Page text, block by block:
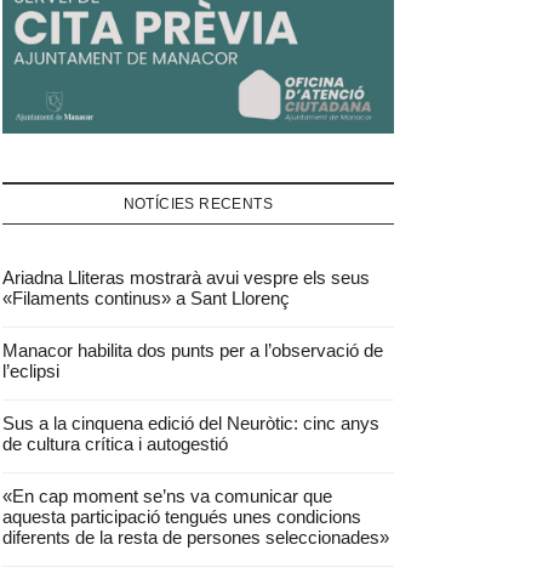
NOTÍCIES RECENTS
Ariadna Lliteras mostrarà avui vespre els seus
«Filaments continus» a Sant Llorenç
Manacor habilita dos punts per a l’observació de
l’eclipsi
Sus a la cinquena edició del Neuròtic: cinc anys
de cultura crítica i autogestió
«En cap moment se’ns va comunicar que
aquesta participació tengués unes condicions
diferents de la resta de persones seleccionades»